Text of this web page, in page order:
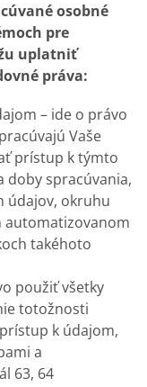
osobné
pre
uplatniť
práva:
– ide o právo
Vaše
prístup k týmto
doby spracúvania,
údajov, okruhu
automatizovanom
takéhoto
použiť všetky
totožnosti
k údajom,
a
63, 64